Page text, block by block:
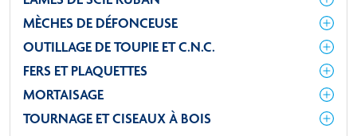
MÈCHES DE DÉFONCEUSE
OUTILLAGE DE TOUPIE ET C.N.C.
FERS ET PLAQUETTES
MORTAISAGE
TOURNAGE ET CISEAUX À BOIS